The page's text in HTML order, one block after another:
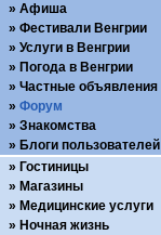
Афиша
Фестивали Венгрии
Услуги в Венгрии
Погода в Венгрии
Частные объявления
Форум
Знакомства
Блоги пользователей
Гостиницы
Магазины
Медицинские услуги
Ночная жизнь